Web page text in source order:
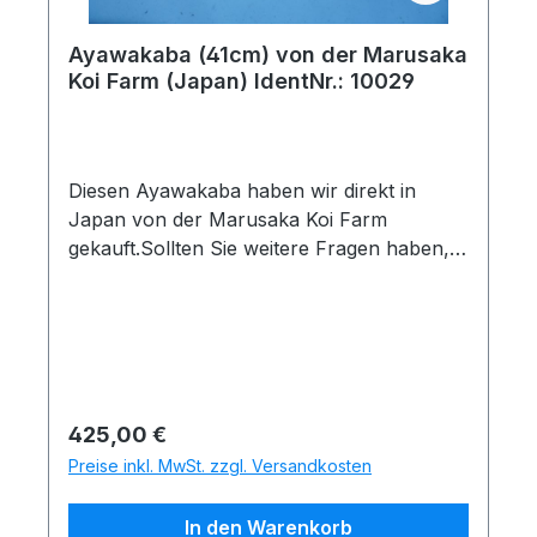
Ayawakaba (41cm) von der Marusaka
Koi Farm (Japan) IdentNr.: 10029
Diesen Ayawakaba haben wir direkt in
Japan von der Marusaka Koi Farm
gekauft.Sollten Sie weitere Fragen haben,
hat mehr als 3 Monate Quarantänezeit
hinter sich. Nach einer kurzen Inspektion
könnte er sofort mitgenommen
werdenUnsere 50% Rabatt
Regulärer Preis:
425,00 €
Preise inkl. MwSt. zzgl. Versandkosten
In den Warenkorb